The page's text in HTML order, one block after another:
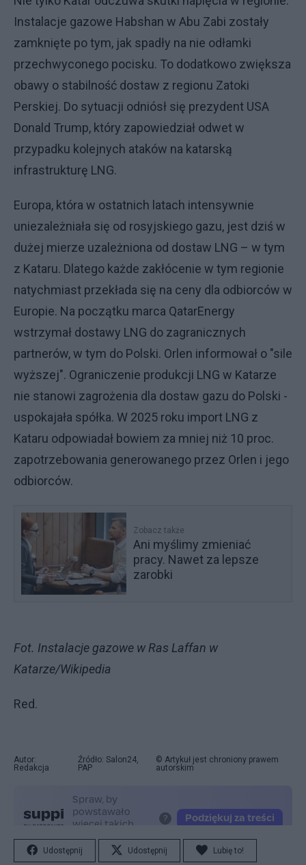
Instalacje gazowe Habshan w Abu Zabi zostały
zamknięte po tym, jak spadły na nie odłamki
przechwyconego pocisku. To dodatkowo zwiększa
obawy o stabilność dostaw z regionu Zatoki
Perskiej. Do sytuacji odniósł się prezydent USA
Donald Trump, który zapowiedział odwet w
przypadku kolejnych ataków na katarską
infrastrukturę LNG.
Europa, która w ostatnich latach intensywnie
uniezależniała się od rosyjskiego gazu, jest dziś w
dużej mierze uzależniona od dostaw LNG – w tym
z Kataru. Dlatego każde zakłócenie w tym regionie
natychmiast przekłada się na ceny dla odbiorców w
Europie. Na początku marca QatarEnergy
wstrzymał dostawy LNG do zagranicznych
partnerów, w tym do Polski. Orlen informował o "sile
wyższej". Ograniczenie produkcji LNG w Katarze
nie stanowi zagrożenia dla dostaw gazu do Polski -
uspokajała spółka. W 2025 roku import LNG z
Kataru odpowiadał bowiem za mniej niż 10 proc.
zapotrzebowania generowanego przez Orlen i jego
odbiorców.
Zobacz także
Ani myślimy zmieniać
pracy. Nawet za lepsze
zarobki
Fot. Instalacje gazowe w Ras Laffan w
Katarze/Wikipedia
Red.
Autor:
Redakcja
Źródło: Salon24,
PAP
© Artykuł jest chroniony prawem
autorskim
Udostępnij Udostępnij Lubię to!